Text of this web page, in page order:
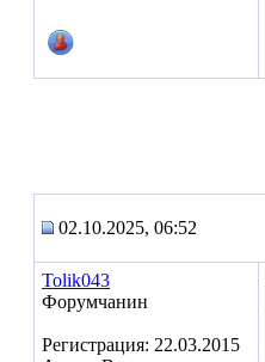
02.10.2025, 06:52
Tolik043
Форумчанин
Регистрация: 22.03.2015